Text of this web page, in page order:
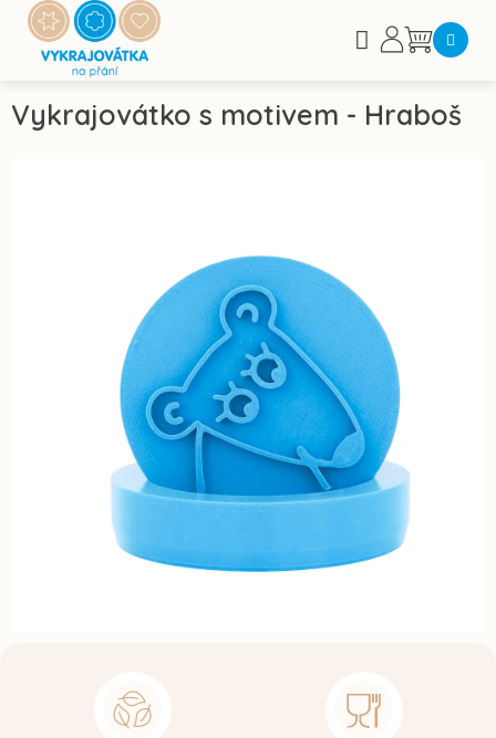
Přejít
obsah
Nákupní
Vykrajovátko s motivem - Hraboš